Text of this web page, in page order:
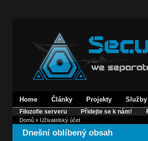
Home Články Projekty Služby
Filozofie serveru Přidejte se k nám!
Domů» Uživatelský účet
Dnešní oblíbený obsah